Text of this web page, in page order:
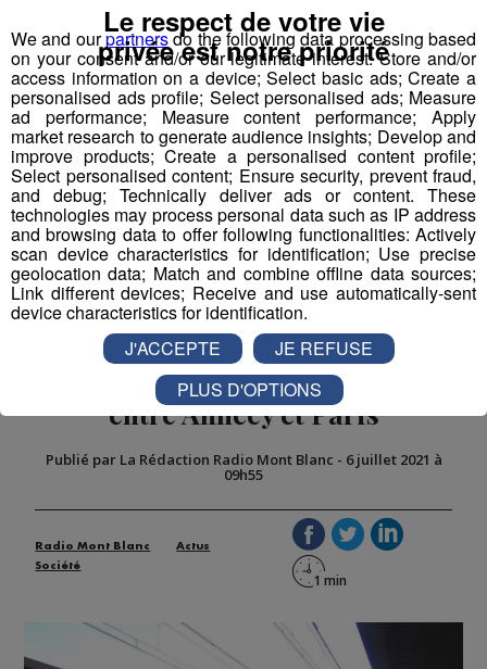
Train : pour les vacances, la SNCF
supprime le 1er TGV de la journée
entre Annecy et Paris
Publié par La Rédaction Radio Mont Blanc - 6 juillet 2021 à
09h55
Radio Mont Blanc
Actus
Société
We and ourpartnersdo the following data processing based
on your consent and/or our legitimate interest: Store and/or
access information on a device; Select basic ads; Create a
personalised ads profile; Select personalised ads; Measure
ad performance; Measure content performance; Apply
market research to generate audience insights; Develop and
improve products; Create a personalised content profile;
Select personalised content; Ensure security, prevent fraud,
and debug; Technically deliver ads or content. These
technologies may process personal data such as IP address
and browsing data to offer following functionalities: Actively
scan device characteristics for identification; Use precise
geolocation data; Match and combine offline data sources;
Link different devices; Receive and use automatically-sent
device characteristics for identification.
Le respect de votre vie
privée est notre priorité
J'ACCEPTE
JE REFUSE
PLUS D'OPTIONS